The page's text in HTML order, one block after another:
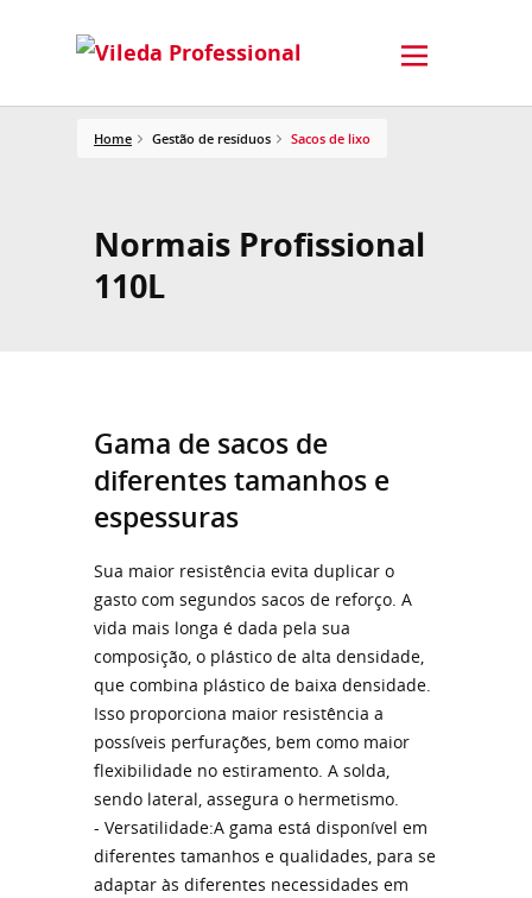
Home Gestão de resíduos Sacos de lixo
Normais Profissional
110L
Gama de sacos de
diferentes tamanhos e
espessuras
Sua maior resistência evita duplicar o
gasto com segundos sacos de reforço. A
vida mais longa é dada pela sua
composição, o plástico de alta densidade,
que combina plástico de baixa densidade.
Isso proporciona maior resistência a
possíveis perfurações, bem como maior
flexibilidade no estiramento. A solda,
sendo lateral, assegura o hermetismo.
- Versatilidade:A gama está disponível em
diferentes tamanhos e qualidades, para se
adaptar às diferentes necessidades em